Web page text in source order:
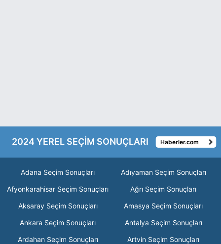
2024 YEREL SEÇİM SONUÇLARI Haberler.com
Adana Seçim Sonuçları
Adıyaman Seçim Sonuçları
Afyonkarahisar Seçim Sonuçları
Ağrı Seçim Sonuçları
Aksaray Seçim Sonuçları
Amasya Seçim Sonuçları
Ankara Seçim Sonuçları
Antalya Seçim Sonuçları
Ardahan Seçim Sonuçları
Artvin Seçim Sonuçları